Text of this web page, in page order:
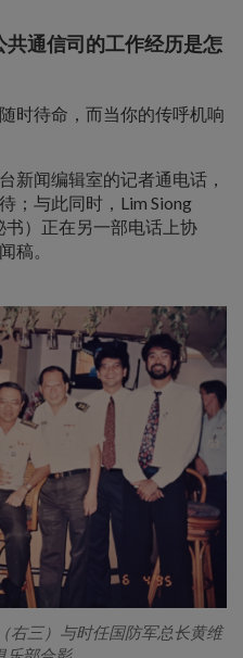
共通信司的工作经历是怎
时待命，而当你的传呼机响
新闻编辑室的记者通电话，
；与此同时，Lim Siong
书）正在另一部电话上协
稿。
右三）与时任国防军总长黄维